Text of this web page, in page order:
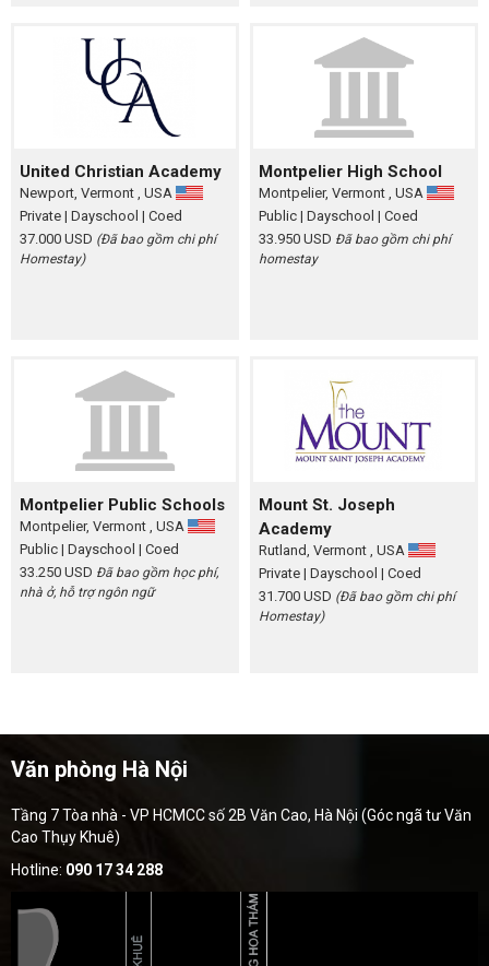
United Christian Academy
Newport, Vermont , USA
Private | Dayschool | Coed
37.000 USD (Đã bao gồm chi phí
Homestay)
Montpelier High School
Montpelier, Vermont , USA
Public | Dayschool | Coed
33.950 USD Đã bao gồm chi phí
homestay
Montpelier Public Schools
Montpelier, Vermont , USA
Public | Dayschool | Coed
33.250 USD Đã bao gồm học phí,
nhà ở, hỗ trợ ngôn ngữ
Mount St. Joseph
Academy
Rutland, Vermont , USA
Private | Dayschool | Coed
31.700 USD (Đã bao gồm chi phí
Homestay)
Văn phòng Hà Nội
Tầng 7 Tòa nhà - VP HCMCC số 2B Văn Cao, Hà Nội (Góc ngã tư Văn
Cao Thụy Khuê)
Hotline: 090 17 34 288